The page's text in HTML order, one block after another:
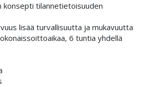
konsepti tilannetietoisuuden
lisää turvallisuutta ja mukavuutta
6 tuntia yhdellä